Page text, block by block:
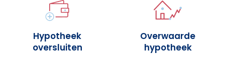
Hypotheek
oversluiten
Overwaarde
hypotheek